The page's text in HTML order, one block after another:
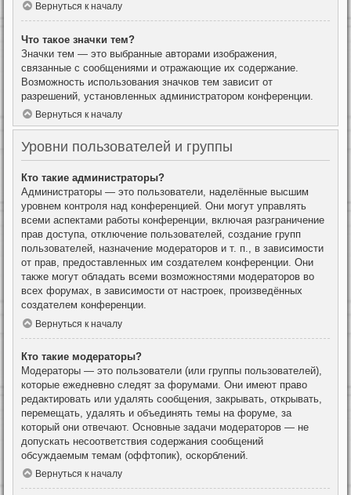
Вернуться к началу
Что такое значки тем?
Значки тем — это выбранные авторами изображения,
связанные с сообщениями и отражающие их содержание.
Возможность использования значков тем зависит от
разрешений, установленных администратором конференции.
Вернуться к началу
Уровни пользователей и группы
Кто такие администраторы?
Администраторы — это пользователи, наделённые высшим
уровнем контроля над конференцией. Они могут управлять
всеми аспектами работы конференции, включая разграничение
прав доступа, отключение пользователей, создание групп
пользователей, назначение модераторов и т. п., в зависимости
от прав, предоставленных им создателем конференции. Они
также могут обладать всеми возможностями модераторов во
всех форумах, в зависимости от настроек, произведённых
создателем конференции.
Вернуться к началу
Кто такие модераторы?
Модераторы — это пользователи (или группы пользователей),
которые ежедневно следят за форумами. Они имеют право
редактировать или удалять сообщения, закрывать, открывать,
перемещать, удалять и объединять темы на форуме, за
который они отвечают. Основные задачи модераторов — не
допускать несоответствия содержания сообщений
обсуждаемым темам (оффтопик), оскорблений.
Вернуться к началу